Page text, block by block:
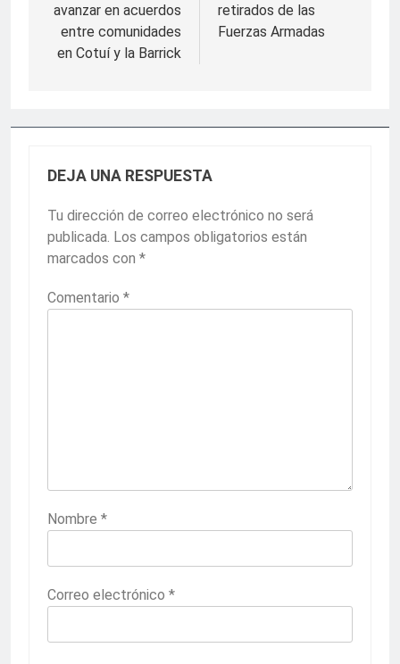
avanzar en acuerdos
entre comunidades
en Cotuí y la Barrick
retirados de las
Fuerzas Armadas
DEJA UNA RESPUESTA
Tu dirección de correo electrónico no será
publicada. Los campos obligatorios están
marcados con *
Comentario *
Nombre *
Correo electrónico *